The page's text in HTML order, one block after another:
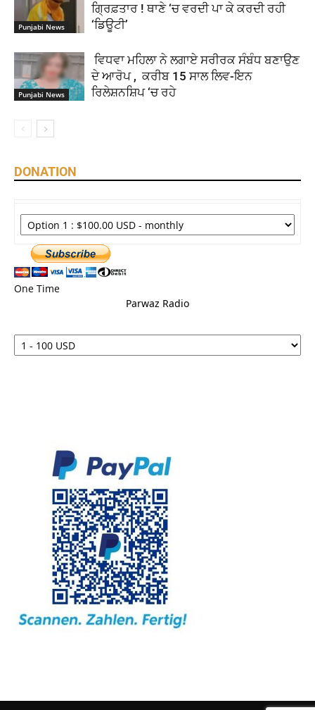
Punjabi News
ਗ੍ਰਿਫ਼ਤਾਰ ! ਥਾਣੇ ‘ਚ ਵਰਦੀ ਪਾ ਕੇ ਕਰਦੀ ਰਹੀ
‘ਡਿਊਟੀ’
Punjabi News
ਵਿਧਵਾ ਮਹਿਲਾ ਨੇ ਲਗਾਏ ਸਰੀਰਕ ਸੰਬੰਧ ਬਣਾਉਣ
ਦੇ ਆਰੋਪ , ਕਰੀਬ 15 ਸਾਲ ਲਿਵ-ਇਨ
ਰਿਲੇਸ਼ਨਸ਼ਿਪ ‘ਚ ਰਹੇ
DONATION
One Time
Parwaz Radio